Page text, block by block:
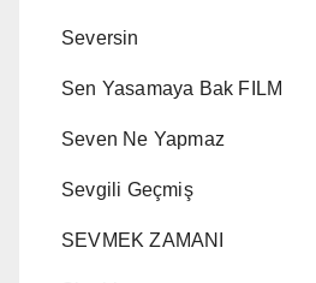
Seversin
Sen Yasamaya Bak FILM
Seven Ne Yapmaz
Sevgili Geçmiş
SEVMEK ZAMANI